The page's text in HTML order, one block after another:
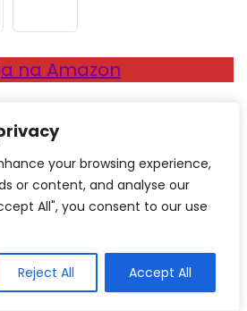
your browsing experience,
or content, and analyse our
All", you consent to our use
Reject All Accept All
na Amazon
e conteúdos online
Full HD